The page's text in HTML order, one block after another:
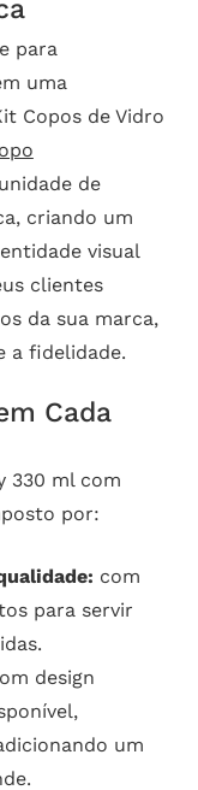
para
uma
Copos de Vidro
de
criando um
visual
clientes
da sua marca,
a fidelidade.
Cada
330 ml com
por:
com
para servir
design
um